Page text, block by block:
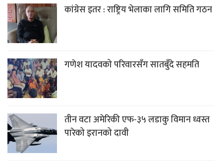
कांग्रेस इतर : राष्ट्रिय भेलाका लागि समिति गठन
गणेश यादवको परिवारसँग सातबुँदे सहमति
तीन वटा अमेरिकी एफ-३५ लडाकु विमान ध्वस्त
पारेको इरानको दावी